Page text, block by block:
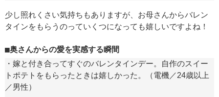
少し照れくさい気持ちもありますが、お母さんからバレン
タインをもらうのっていくつになっても嬉しいですよね！
奥さんからの愛を実感する瞬間
・嫁と付き合ってすぐのバレンタインデー。自作のスイー
トポテトをもらったときは嬉しかった。（電機／24歳以上
／男性）